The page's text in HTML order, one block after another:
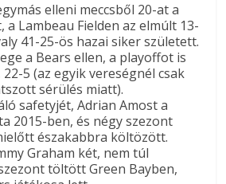
elleni meccsből 20-at a
a Lambeau Fielden az elmúlt 13-
41-25-ös hazai siker született.
a Bears ellen, a playoffot is
5 (az egyik vereségnél csak
sérülés miatt).
safetyjét, Adrian Amost a
2015-ben, és négy szezont
északabbra költözött.
Graham két, nem túl
töltött Green Bayben,